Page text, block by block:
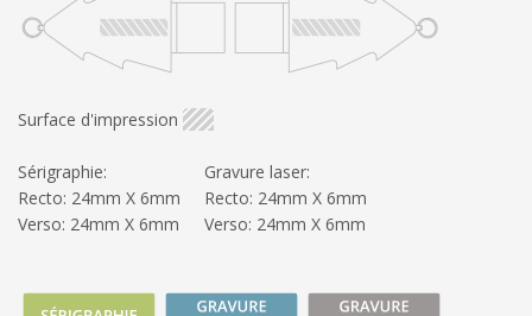
Surface d'impression
Sérigraphie:
Recto: 24mm X 6mm
Verso: 24mm X 6mm
Gravure laser:
Recto: 24mm X 6mm
Verso: 24mm X 6mm